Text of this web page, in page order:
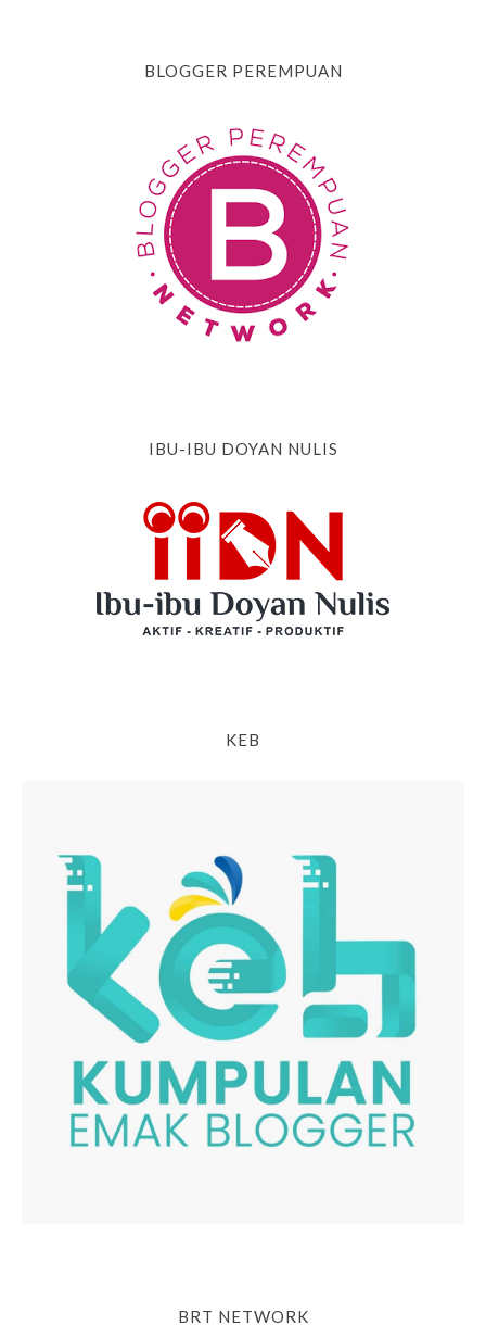
BLOGGER PEREMPUAN
IBU-IBU DOYAN NULIS
KEB
BRT NETWORK